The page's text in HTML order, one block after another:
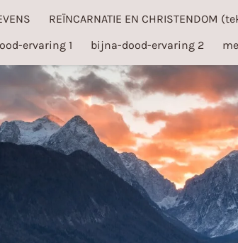
REÏNCARNATIE EN CHRISTENDOM
ervaring 1 bijna-dood-ervaring 2